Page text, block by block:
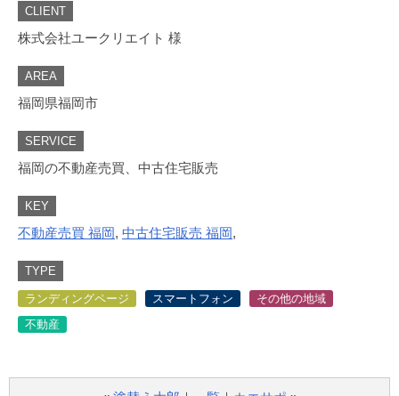
CLIENT
株式会社ユークリエイト 様
AREA
福岡県福岡市
SERVICE
福岡の不動産売買、中古住宅販売
KEY
不動産売買 福岡, 中古住宅販売 福岡,
TYPE
ランディングページ スマートフォン
その他の地域
不動産